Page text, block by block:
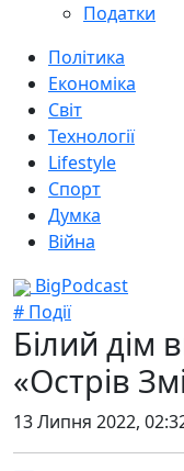
Податки
Політика
Економіка
Світ
Технології
Lifestyle
Спорт
Думка
Війна
BigPodcast
# Події
Білий дім
«Острів
13 Липня 2022,